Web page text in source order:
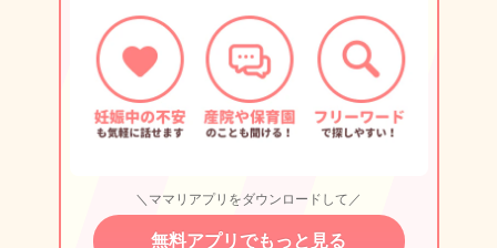
＼ママリアプリをダウンロードして／
無料アプリでもっと見る